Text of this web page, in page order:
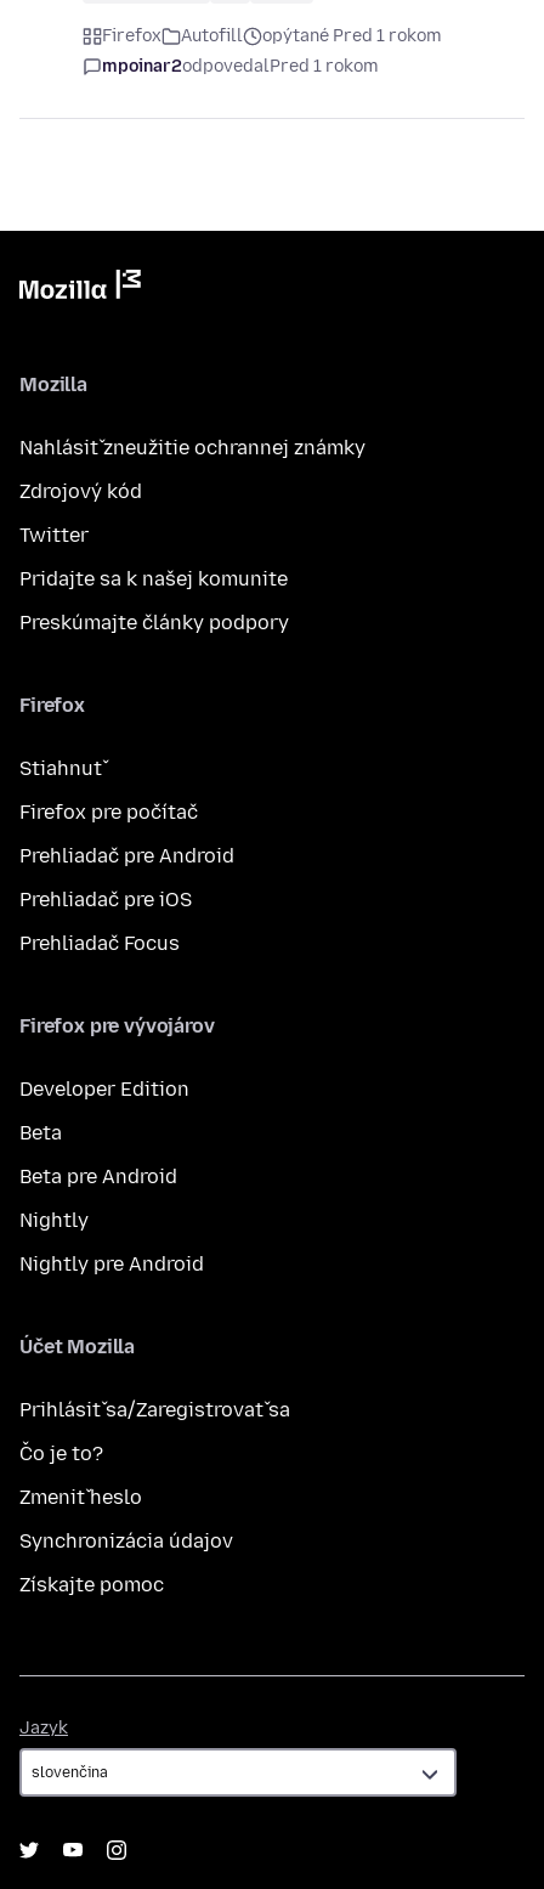
Firefox Autofill
opýtané Pred 1 rokom
mpoinar2odpovedalPred 1 rokom
Mozilla
Nahlásiť zneužitie ochrannej známky
Zdrojový kód
Twitter
Pridajte sa k našej komunite
Preskúmajte články podpory
Firefox
Stiahnuť
Firefox pre počítač
Prehliadač pre Android
Prehliadač pre iOS
Prehliadač Focus
Firefox pre vývojárov
Developer Edition
Beta
Beta pre Android
Nightly
Nightly pre Android
Účet Mozilla
Prihlásiť sa/Zaregistrovať sa
Čo je to?
Zmeniť heslo
Synchronizácia údajov
Získajte pomoc
Jazyk